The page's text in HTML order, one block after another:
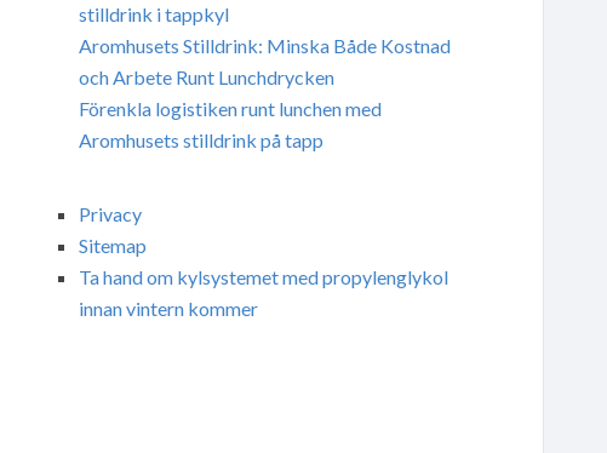
stilldrink i tappkyl
Aromhusets Stilldrink: Minska Både Kostnad
och Arbete Runt Lunchdrycken
Förenkla logistiken runt lunchen med
Aromhusets stilldrink på tapp
Privacy
Sitemap
Ta hand om kylsystemet med propylenglykol
innan vintern kommer